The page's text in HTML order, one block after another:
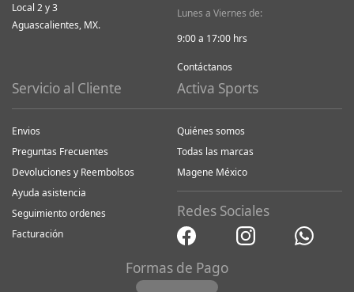
Local 2 y 3
Aguascalientes, MX.
Lunes a Viernes de:
9:00 a 17:00 hrs
Contáctanos
Servicio al Cliente
Envios
Preguntas Frecuentes
Devoluciones y Reembolsos
Ayuda asistencia
Seguimiento ordenes
Facturación
Activa Sports
Quiénes somos
Todas las marcas
Magene México
Redes Sociales
Formas de Pago